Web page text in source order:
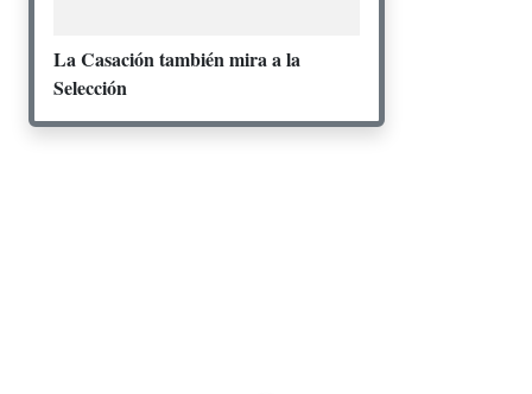
La Casación también mira a la
Selección